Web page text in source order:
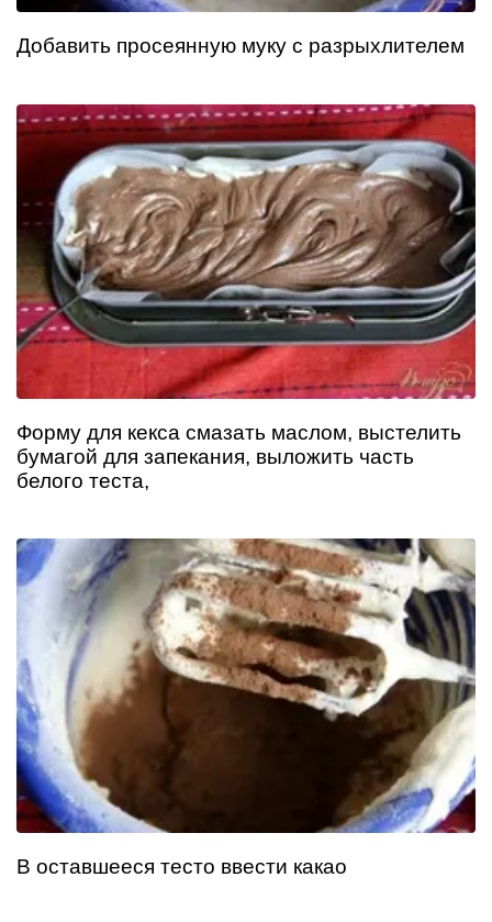
Добавить просеянную муку с разрыхлителем
Форму для кекса смазать маслом, выстелить
бумагой для запекания, выложить часть
белого теста,
В оставшееся тесто ввести какао